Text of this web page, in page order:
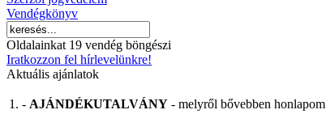
Vendégkönyv
Oldalainkat 19 vendég böngészi
Iratkozzon fel hírlevelünkre!
Aktuális ajánlatok
1. - AJÁNDÉKUTALVÁNY - melyről bővebben honlapom